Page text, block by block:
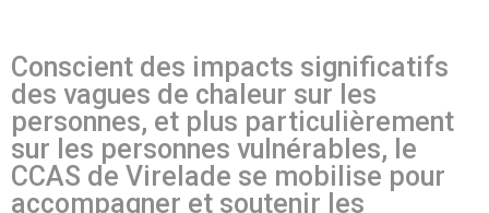
Conscient des impacts significatifs
des vagues de chaleur sur les
personnes, et plus particulièrement
sur les personnes vulnérables, le
CCAS de Virelade se mobilise pour
accompagner et soutenir les